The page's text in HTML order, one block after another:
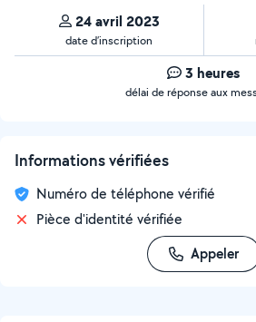
24 avril 2023
date d’inscription
3 heures
délai de réponse aux
Informations vérifiées
Numéro de téléphone vérifié
Pièce d'identité vérifiée
Appeler